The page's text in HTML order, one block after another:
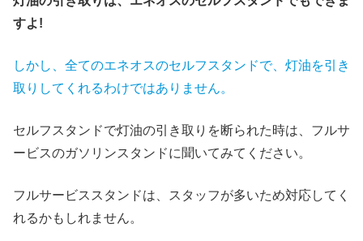
すよ!
しかし、全てのエネオスのセルフスタンドで、灯油を引き
取りしてくれるわけではありません。
セルフスタンドで灯油の引き取りを断られた時は、フルサ
ービスのガソリンスタンドに聞いてみてください。
フルサービススタンドは、スタッフが多いため対応してく
れるかもしれません。